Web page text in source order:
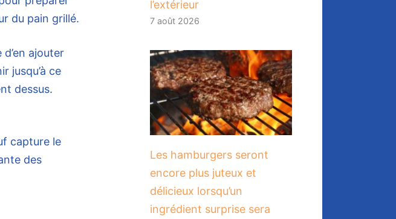
du pain grillé.
ajouter
jusqu’à ce
dessus.
capture le
des
l’extérieur
7 août 2026
Les hamburgers seront
encore plus juteux et
délicieux lorsqu’un
ingrédient surprise sera